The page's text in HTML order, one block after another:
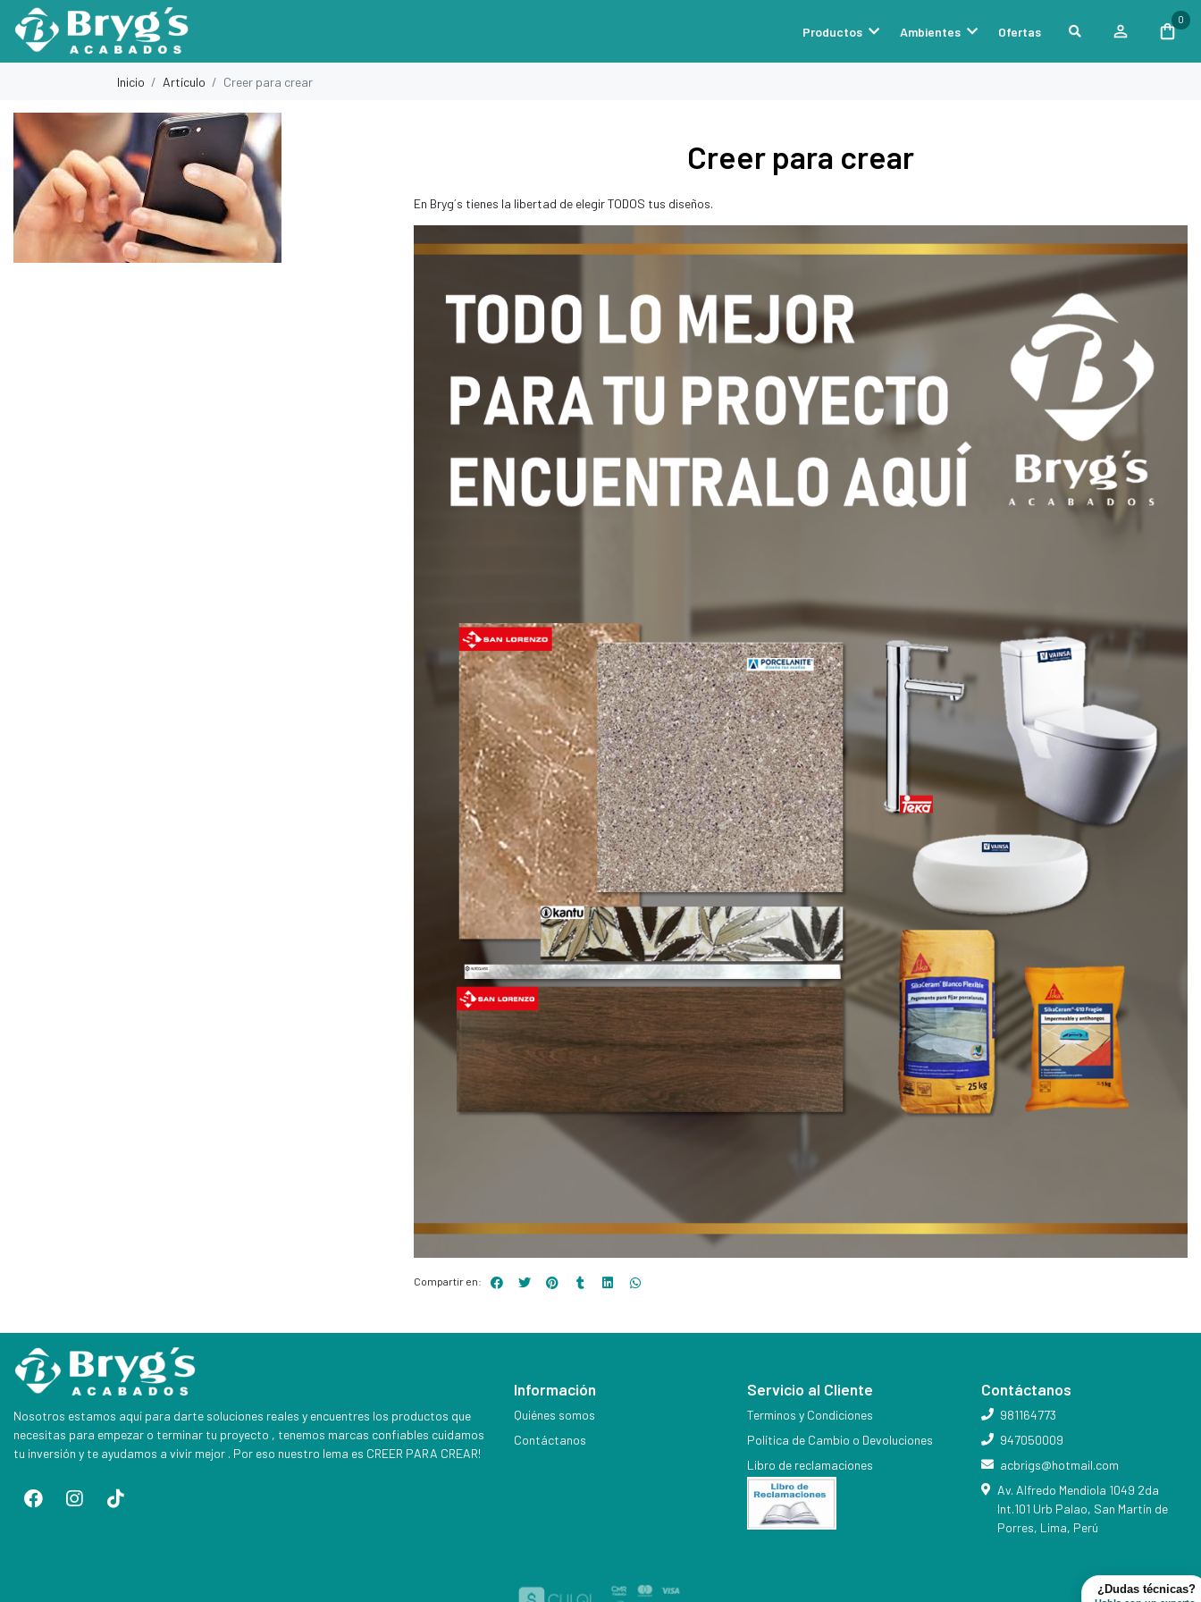
Productos Ambientes Ofertas
0
Inicio Artículo Creer para crear
Creer para crear
En Bryg´s tienes la libertad de elegir TODOS tus diseños.
Compartir en:
Nosotros estamos aquí para darte soluciones reales y encuentres los productos que
necesitas para empezar o terminar tu proyecto , tenemos marcas confiables cuidamos
tu inversión y te ayudamos a vivir mejor . Por eso nuestro lema es CREER PARA CREAR!
¿Dudas técnicas?
Información
Quiénes somos
Contáctanos
Servicio al Cliente
Terminos y Condiciones
Política de Cambio o Devoluciones
Libro de reclamaciones
Contáctanos
981164773
947050009
acbrigs@hotmail.com
Av. Alfredo Mendiola 1049 2da
Int.101 Urb Palao, San Martín de
Porres, Lima, Perú